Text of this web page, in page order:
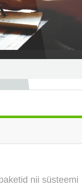
nii süsteemi